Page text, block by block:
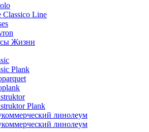
Classico Line
Жизни
Plank
Plank
линолеум
линолеум